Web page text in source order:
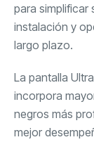
para simplificar
instalación y
largo plazo.
La pantalla
incorpora
negros más
mejor